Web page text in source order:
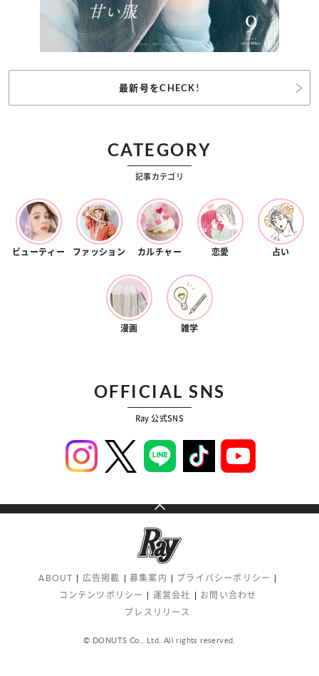
最新号をCHECK!
CATEGORY
記事カテゴリ
ビューティー ファッション カルチャー 恋愛 占い
漫画 雑学
OFFICIAL SNS
Ray 公式SNS
ABOUT 広告掲載 募集案内
プライバシーポリシー
コンテンツポリシー
運営会社
お問い合わせ
プレスリリース
© DONUTS Co., Ltd. All rights reserved.